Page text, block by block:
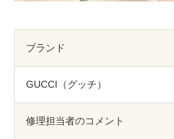
包丁研ぎ
店舗を探す
オンライン修理見積もりサービス（
ブランド
GUCCI（グッチ）
修理担当者のコメント